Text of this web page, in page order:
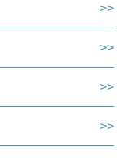
>>
>>
>>
>>